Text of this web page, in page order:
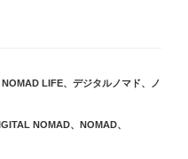
NOMAD LIFE、 デジタルノマド、
ノ
NOMAD、 NOMAD、